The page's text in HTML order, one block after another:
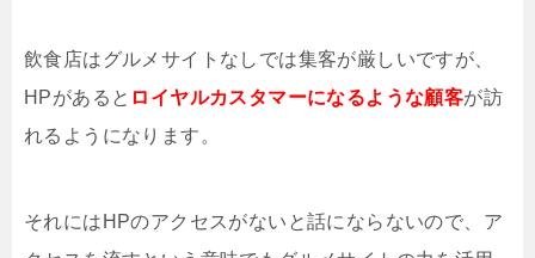
飲食店はグルメサイトなしでは集客が厳しいですが、
HPがあると ロイヤルカスタマーになるような顧客が訪
れるようになります。
それにはHPのアクセスがないと話にならないので、ア